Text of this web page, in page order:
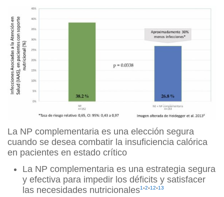
La NP complementaria es una elección segura
cuando se desea combatir la insuficiencia calórica
en pacientes en estado crítico
La NP complementaria es una estrategia segura
y efectiva para impedir los déficits y satisfacer
las necesidades nutricionales1 ‘2‘12‘13